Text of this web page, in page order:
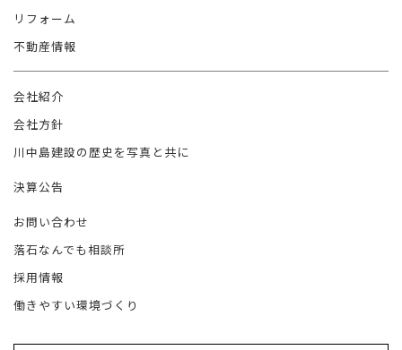
リフォーム
不動産情報
会社紹介
会社方針
川中島建設の歴史を写真と共に
決算公告
お問い合わせ
落石なんでも相談所
採用情報
働きやすい環境づくり